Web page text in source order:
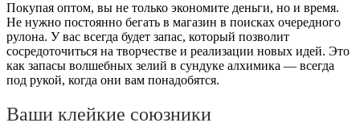
Покупая оптом, вы не только экономите деньги, но и время.
Не нужно постоянно бегать в магазин в поисках очередного
рулона. У вас всегда будет запас, который позволит
сосредоточиться на творчестве и реализации новых идей. Это
как запасы волшебных зелий в сундуке алхимика — всегда
под рукой, когда они вам понадобятся.
Ваши клейкие союзники